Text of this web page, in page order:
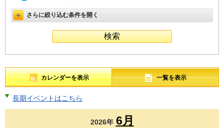
詳細設定を開く
さらに絞り込む条件を開く
カレンダーを表示 一覧を表示
長期イベントはこちら
2026年 6月